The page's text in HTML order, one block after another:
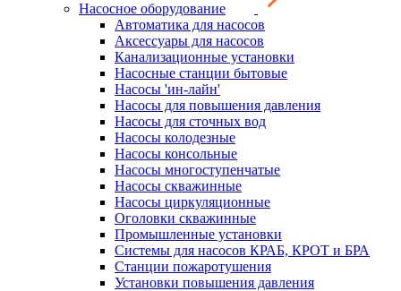
Насосное оборудование
Автоматика для насосов
Аксессуары для насосов
Канализационные установки
Насосные станции бытовые
Насосы 'ин-лайн'
Насосы для повышения давления
Насосы для сточных вод
Насосы колодезные
Насосы консольные
Насосы многоступенчатые
Насосы скважинные
Насосы циркуляционные
Оголовки скважинные
Промышленные установки
Системы для насосов КРАБ, КРОТ и БРА
Станции пожаротушения
Установки повышения давления